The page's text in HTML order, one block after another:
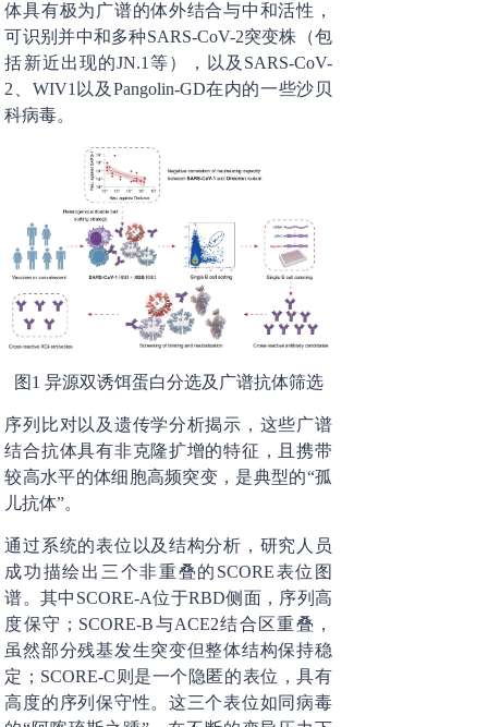
体具有极为广谱的体外结合与中和活性，
可识别并中和多种SARS-CoV-2突变株（包
括新近出现的JN.1等），以及SARS-CoV-
2、WIV1以及Pangolin-GD在内的一些沙贝
科病毒。
图1 异源双诱饵蛋白分选及广谱抗体筛选
序列比对以及遗传学分析揭示，这些广谱
结合抗体具有非克隆扩增的特征，且携带
较高水平的体细胞高频突变，是典型的“孤
儿抗体”。
通过系统的表位以及结构分析，研究人员
成功描绘出三个非重叠的SCORE表位图
谱。其中SCORE-A位于RBD侧面，序列高
度保守；SCORE-B与ACE2结合区重叠，
虽然部分残基发生突变但整体结构保持稳
定；SCORE-C则是一个隐匿的表位，具有
高度的序列保守性。这三个表位如同病毒